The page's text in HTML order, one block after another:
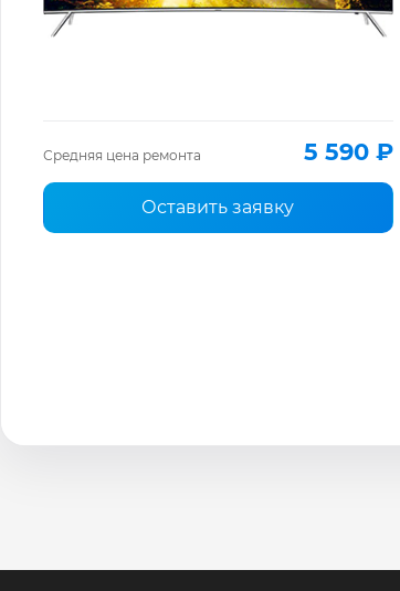
Средняя цена ремонта 5 590 ₽
Оставить заявку